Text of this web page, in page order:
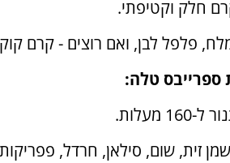
חלק וקטיפתי.
פלפל לבן, ואם רוצים - קרם
ספרייבס טלה:
מעלות.
זית, שום, סילאן, חרדל,